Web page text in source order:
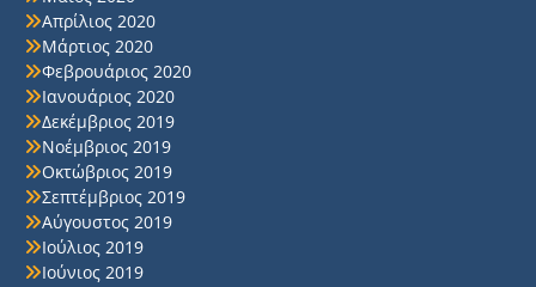
Απρίλιος 2020
Μάρτιος 2020
Φεβρουάριος 2020
Ιανουάριος 2020
Δεκέμβριος 2019
Νοέμβριος 2019
Οκτώβριος 2019
Σεπτέμβριος 2019
Αύγουστος 2019
Ιούλιος 2019
Ιούνιος 2019